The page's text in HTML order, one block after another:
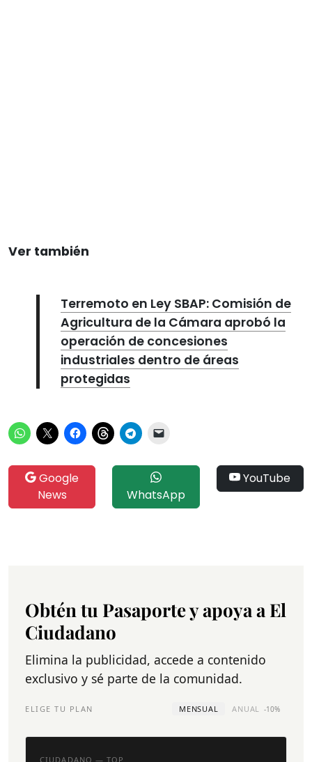
Ver también
Terremoto en Ley SBAP: Comisión de
Agricultura de la Cámara aprobó la
operación de concesiones
industriales dentro de áreas
protegidas
Google
News
WhatsApp
YouTube
Obtén tu Pasaporte y apoya a El
Ciudadano
Elimina la publicidad, accede a contenido
exclusivo y sé parte de la comunidad.
ELIGE TU PLAN MENSUAL ANUAL -10%
CIUDADANO — TOP